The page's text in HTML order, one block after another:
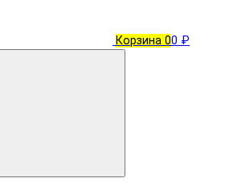
Корзина 00 ₽